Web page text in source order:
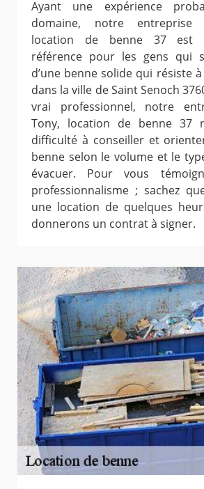
Ayant une expérience
domaine, notre entreprise
location de benne 37 est
référence pour les gens qui
d’une benne solide qui résiste
dans la ville de Saint Senoch
vrai professionnel, notre
Tony, location de benne 37
difficulté à conseiller et
benne selon le volume et le
évacuer. Pour vous
professionnalisme ; sachez
une location de quelques
donnerons un contrat à signer.